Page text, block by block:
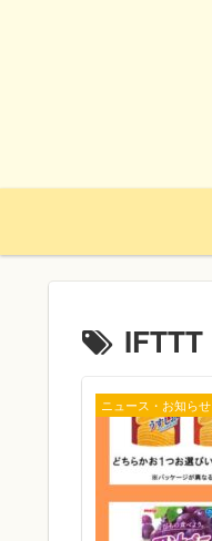
IFTTT
ニュース・お知らせ